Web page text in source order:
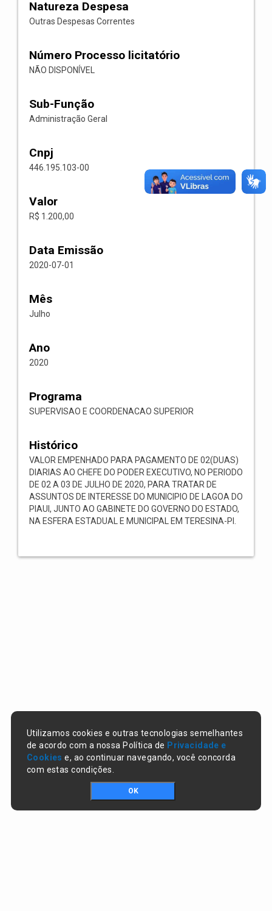
Natureza Despesa
Outras Despesas Correntes
Número Processo licitatório
NÃO DISPONÍVEL
Sub-Função
Administração Geral
Cnpj
446.195.103-00
Valor
R$ 1.200,00
Data Emissão
2020-07-01
Mês
Julho
Ano
2020
Programa
SUPERVISAO E COORDENACAO SUPERIOR
Histórico
VALOR EMPENHADO PARA PAGAMENTO DE 02(DUAS)
DIARIAS AO CHEFE DO PODER EXECUTIVO, NO PERIODO
DE 02 A 03 DE JULHO DE 2020, PARA TRATAR DE
ASSUNTOS DE INTERESSE DO MUNICIPIO DE LAGOA DO
PIAUI, JUNTO AO GABINETE DO GOVERNO DO ESTADO,
NA ESFERA ESTADUAL E MUNICIPAL EM TERESINA-PI.
Utilizamos cookies e outras tecnologias semelhantes
de acordo com a nossa Política de Privacidade e
Cookies e, ao continuar navegando, você concorda
com estas condições.
OK